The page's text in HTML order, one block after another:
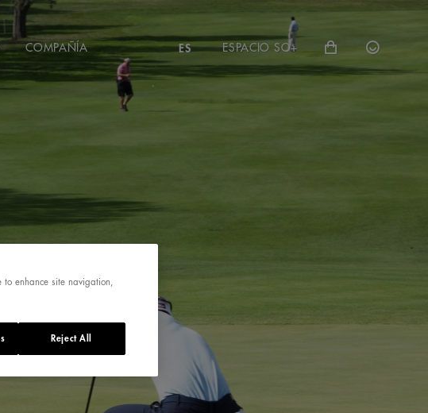
COMPAÑÍA ES ESPACIO SO+
enhance site navigation,
Reject All